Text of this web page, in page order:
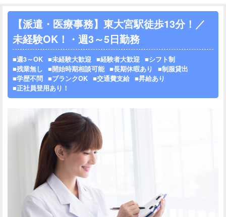
【派遣・医療事務】東大宮駅徒歩13分！／
未経験OK！・週3～5日勤務
週3～OK 未経験大歓迎 経験者大歓迎
シフト制
残業無し
開始時期相談可能 長期休暇あり
制服貸出
学歴不問
ブランクOK 交通費支給
昇給あり
正社員登用あり！